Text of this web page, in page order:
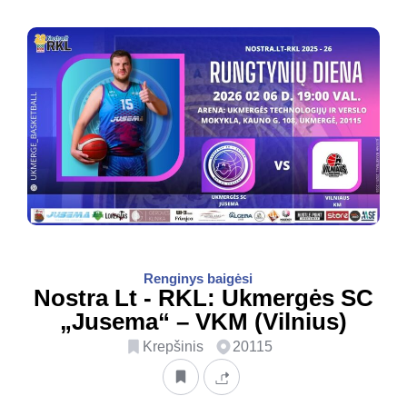
Renginys baigėsi
Nostra Lt - RKL: Ukmergės SC
„Jusema“ – VKM (Vilnius)
Krepšinis 20115